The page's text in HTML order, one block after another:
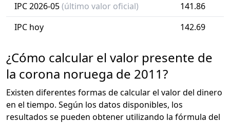
IPC 2026-05(último valor oficial)
141.86
IPC hoy
142.69
¿Cómo calcular el valor presente de
la corona noruega de 2011?
Existen diferentes formas de calcular el valor del dinero
en el tiempo. Según los datos disponibles, los
resultados se pueden obtener utilizando la fórmula del